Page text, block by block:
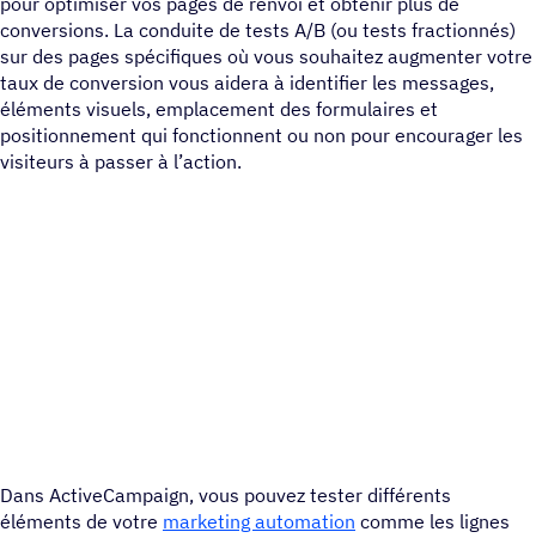
conversions. La conduite de tests A/B (ou tests fractionnés)
sur des pages spécifiques où vous souhaitez augmenter votre
taux de conversion vous aidera à identifier les messages,
éléments visuels, emplacement des formulaires et
positionnement qui fonctionnent ou non pour encourager les
visiteurs à passer à l’action.
Dans ActiveCampaign, vous pouvez tester différents
éléments de votre marketing automation comme les lignes